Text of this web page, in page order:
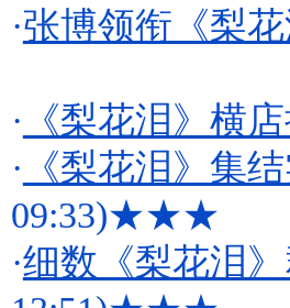
·张博领衔《梨
· 《梨花泪》横
· 《梨花泪》集
09:33)★★★
·细数《梨花泪